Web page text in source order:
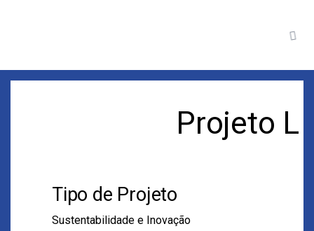
Projeto L
Tipo de Projeto
Sustentabilidade e Inovação